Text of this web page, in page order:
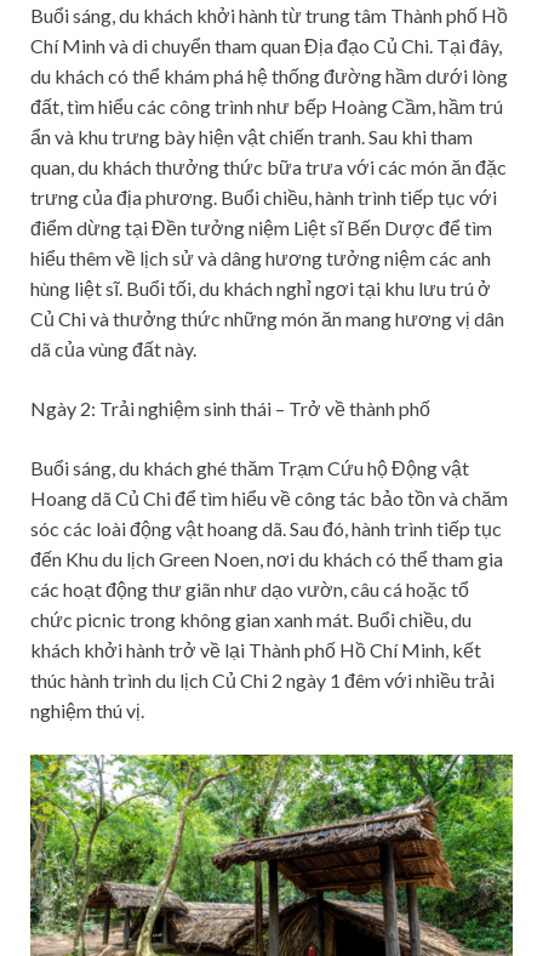
Buổi sáng, du khách khởi hành từ trung tâm Thành phố Hồ
Chí Minh và di chuyển tham quan Địa đạo Củ Chi. Tại đây,
du khách có thể khám phá hệ thống đường hầm dưới lòng
đất, tìm hiểu các công trình như bếp Hoàng Cầm, hầm trú
ẩn và khu trưng bày hiện vật chiến tranh. Sau khi tham
quan, du khách thưởng thức bữa trưa với các món ăn đặc
trưng của địa phương. Buổi chiều, hành trình tiếp tục với
điểm dừng tại Đền tưởng niệm Liệt sĩ Bến Dược để tìm
hiểu thêm về lịch sử và dâng hương tưởng niệm các anh
hùng liệt sĩ. Buổi tối, du khách nghỉ ngơi tại khu lưu trú ở
Củ Chi và thưởng thức những món ăn mang hương vị dân
dã của vùng đất này.
Ngày 2: Trải nghiệm sinh thái – Trở về thành phố
Buổi sáng, du khách ghé thăm Trạm Cứu hộ Động vật
Hoang dã Củ Chi để tìm hiểu về công tác bảo tồn và chăm
sóc các loài động vật hoang dã. Sau đó, hành trình tiếp tục
đến Khu du lịch Green Noen, nơi du khách có thể tham gia
các hoạt động thư giãn như dạo vườn, câu cá hoặc tổ
chức picnic trong không gian xanh mát. Buổi chiều, du
khách khởi hành trở về lại Thành phố Hồ Chí Minh, kết
thúc hành trình du lịch Củ Chi 2 ngày 1 đêm với nhiều trải
nghiệm thú vị.